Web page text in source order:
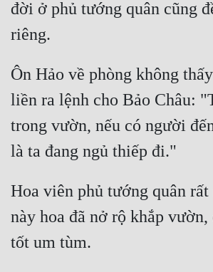
Lịch Sử
Mưu Mô
Mạt Thế
Mỹ Thực
Ngôn Tình
Ngược
Nữ Cường
Nữ Phụ
Phong Thủy - Tâm Linh
đời ở phủ tướng quân cũng
Ôn Hảo về phòng không
liền ra lệnh cho Bảo Châu:
trong vườn, nếu có người
Hoa viên phủ tướng quân
này hoa đã nở rộ khắp vườn,